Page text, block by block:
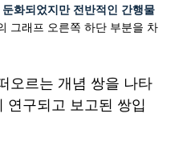
화되었지만 전반적인 간행물
그래프 오른쪽 하단 부분을 차
오르는 개념 쌍을 나타
연구되고 보고된 쌍입